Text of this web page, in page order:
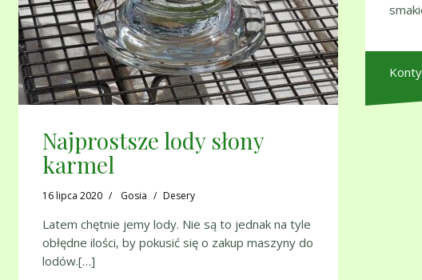
Najprostsze lody słony
karmel
16 lipca 2020 Gosia Desery
Latem chętnie jemy lody. Nie są to jednak na tyle
obłędne ilości, by pokusić się o zakup maszyny do
lodów.[…]